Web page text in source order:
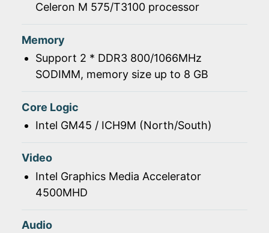
Celeron M 575/T3100 processor
Memory
Support 2 * DDR3 800/1066MHz
SODIMM, memory size up to 8 GB
Core Logic
Intel GM45 / ICH9M (North/South)
Video
Intel Graphics Media Accelerator
4500MHD
Audio